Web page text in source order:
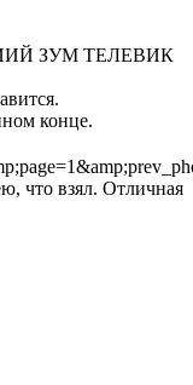
ЗУМ ТЕЛЕВИК
конце.
что взял. Отличная